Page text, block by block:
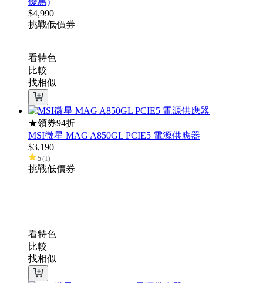
$4,990
挑戰低價券
看特色
比較
找相似
★領券94折
MSI微星 MAG A850GL PCIE5 電源供應器
$3,190
5(1)
挑戰低價券
看特色
比較
找相似